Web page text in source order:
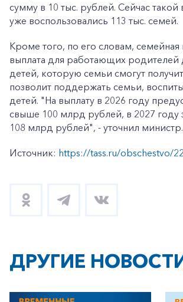
сумму в 10 тыс. рублей. Сейчас
уже воспользовались 113 тыс. семей.
Кроме того, по его словам, семейная
выплата для работающих родителей
детей, которую семьи смогут
позволит поддержать семьи,
детей. "На выплату в 2026 году
свыше 100 млрд рублей, в 2027 году
108 млрд рублей", - уточнил министр.
Источник: https://tass.ru/obschestvo/
ДРУГИЕ